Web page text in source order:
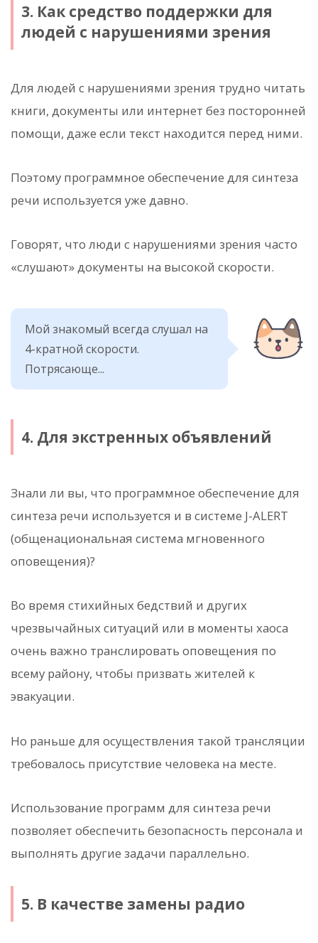
3. Как средство поддержки для
людей с нарушениями зрения
Для людей с нарушениями зрения трудно читать
книги, документы или интернет без посторонней
помощи, даже если текст находится перед ними.
Поэтому программное обеспечение для синтеза
речи используется уже давно.
Говорят, что люди с нарушениями зрения часто
«слушают» документы на высокой скорости.
Мой знакомый всегда слушал на
4-кратной скорости.
Потрясающе...
4. Для экстренных объявлений
Знали ли вы, что программное обеспечение для
синтеза речи используется и в системе J-ALERT
(общенациональная система мгновенного
оповещения)?
Во время стихийных бедствий и других
чрезвычайных ситуаций или в моменты хаоса
очень важно транслировать оповещения по
всему району, чтобы призвать жителей к
эвакуации.
Но раньше для осуществления такой трансляции
требовалось присутствие человека на месте.
Использование программ для синтеза речи
позволяет обеспечить безопасность персонала и
выполнять другие задачи параллельно.
5. В качестве замены радио